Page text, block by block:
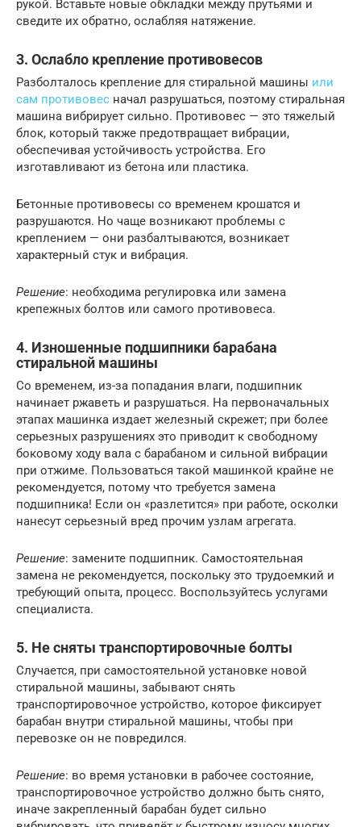
рукой. Вставьте новые обкладки между прутьями и
сведите их обратно, ослабляя натяжение.
3. Ослабло крепление противовесов
Разболталось крепление для стиральной машины или
сам противовес начал разрушаться, поэтому стиральная
машина вибрирует сильно. Противовес — это тяжелый
блок, который также предотвращает вибрации,
обеспечивая устойчивость устройства. Его
изготавливают из бетона или пластика.
Бетонные противовесы со временем крошатся и
разрушаются. Но чаще возникают проблемы с
креплением — они разбалтываются, возникает
характерный стук и вибрация.
Решение: необходима регулировка или замена
крепежных болтов или самого противовеса.
4. Изношенные подшипники барабана
стиральной машины
Со временем, из-за попадания влаги, подшипник
начинает ржаветь и разрушаться. На первоначальных
этапах машинка издает железный скрежет; при более
серьезных разрушениях это приводит к свободному
боковому ходу вала с барабаном и сильной вибрации
при отжиме. Пользоваться такой машинкой крайне не
рекомендуется, потому что требуется замена
подшипника! Если он «разлетится» при работе, осколки
нанесут серьезный вред прочим узлам агрегата.
Решение: замените подшипник. Самостоятельная
замена не рекомендуется, поскольку это трудоемкий и
требующий опыта, процесс. Воспользуйтесь услугами
специалиста.
5. Не сняты транспортировочные болты
Случается, при самостоятельной установке новой
стиральной машины, забывают снять
транспортировочное устройство, которое фиксирует
барабан внутри стиральной машины, чтобы при
перевозке он не повредился.
Решение: во время установки в рабочее состояние,
транспортировочное устройство должно быть снято,
иначе закрепленный барабан будет сильно